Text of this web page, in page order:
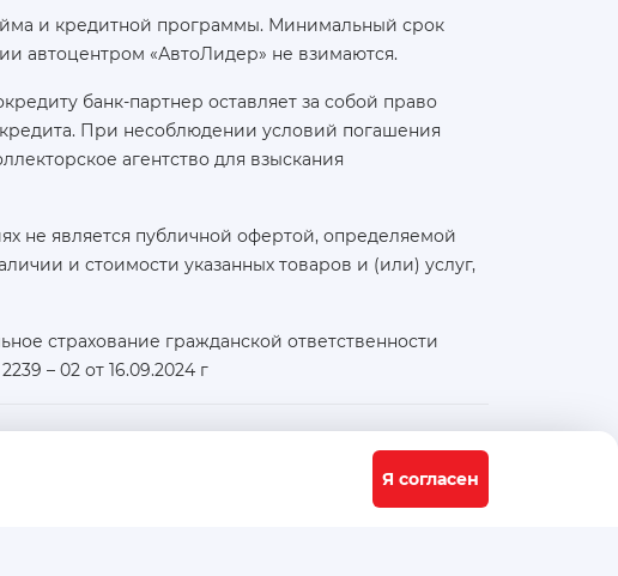
Я согласен
и кредитной программы. Минимальный срок
автоцентром «АвтоЛидер» не взимаются.
банк-партнер оставляет за собой право
При несоблюдении условий погашения
агентство для взыскания
не является публичной офертой, определяемой
и стоимости указанных товаров и (или) услуг,
страхование гражданской ответственности
– 02 от 16.09.2024 г
117556, город Москва, Варшавское ш., д. 91 стр. 11